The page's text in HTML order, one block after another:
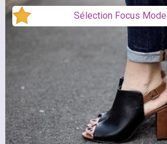
Sélection Focus Mode